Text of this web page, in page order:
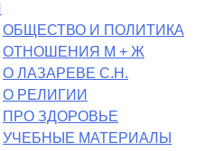
ОБЩЕСТВО И ПОЛИТИКА
ОТНОШЕНИЯ М + Ж
О ЛАЗАРЕВЕ С.Н.
О РЕЛИГИИ
ПРО ЗДОРОВЬЕ
УЧЕБНЫЕ МАТЕРИАЛЫ